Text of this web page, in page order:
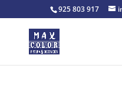
925 803 917